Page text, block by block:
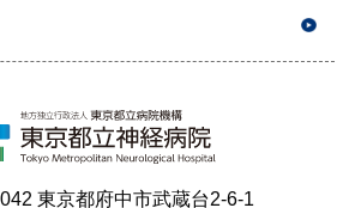
東京都府中市武蔵台2-6-1